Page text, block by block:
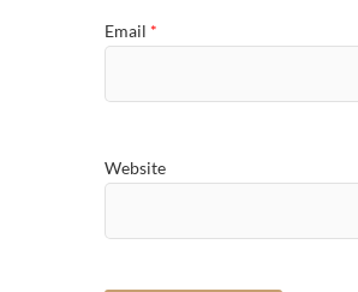
Email *
Website